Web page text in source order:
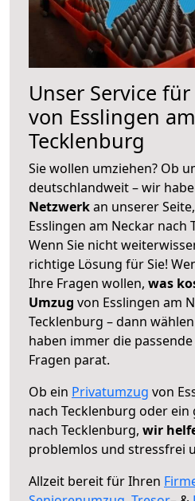
Unser Service
von Esslingen
Tecklenburg
Sie wollen umziehen? Ob
deutschlandweit – wir
Netzwerkan unserer
Esslingen am Neckar nach
Wenn Sie nicht
richtige Lösung für Sie!
Ihre Fragen wollen, was
Umzug von Esslingen am
Tecklenburg – dann
haben immer die
Fragen parat.
Ob ein Privatumzug von
nach Tecklenburg oder
nach Tecklenburg, wir
problemlos und stressfrei
Allzeit bereit für Ihren